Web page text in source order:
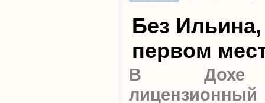
Без
первом
В Дохе